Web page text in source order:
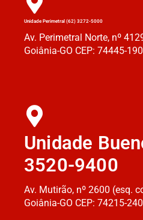
Unidade Perimetral (62) 3272-5000
Av. Perimetral Norte, nº
Goiânia-GO CEP: 74445-
Unidade
3520-9400
Av. Mutirão, nº 2600 (esq.
Goiânia-GO CEP: 74215-240